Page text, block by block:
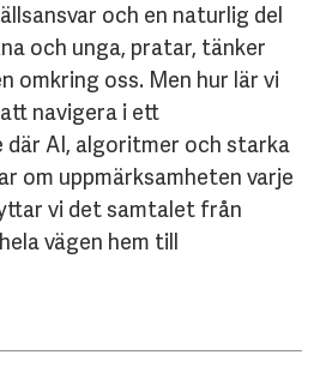
och en naturlig del
och unga, pratar, tänker
omkring oss. Men hur lär vi
navigera i ett
AI, algoritmer och starka
om uppmärksamheten varje
vi det samtalet från
vägen hem till